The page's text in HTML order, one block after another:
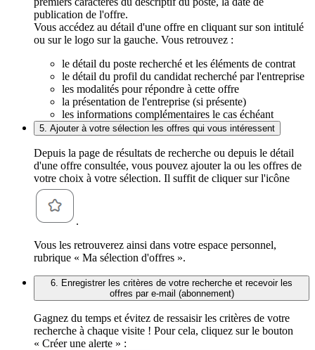
publication de l'offre.
Vous accédez au détail d'une offre en cliquant sur son intitulé
ou sur le logo sur la gauche. Vous retrouvez :
le détail du poste recherché et les éléments de contrat
le détail du profil du candidat recherché par l'entreprise
les modalités pour répondre à cette offre
la présentation de l'entreprise (si présente)
les informations complémentaires le cas échéant
5. Ajouter à votre sélection les offres qui vous intéressent
Depuis la page de résultats de recherche ou depuis le détail
d'une offre consultée, vous pouvez ajouter la ou les offres de
votre choix à votre sélection. Il suffit de cliquer sur l'icône
.
Vous les retrouverez ainsi dans votre espace personnel,
rubrique « Ma sélection d'offres ».
6. Enregistrer les critères de votre recherche et recevoir les
offres par e-mail (abonnement)
Gagnez du temps et évitez de ressaisir les critères de votre
recherche à chaque visite ! Pour cela, cliquez sur le bouton
« Créer une alerte » :